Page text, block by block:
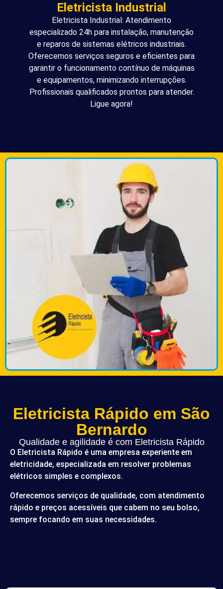
Eletricista Industrial
Eletricista Industrial: Atendimento
especializado 24h para instalação, manutenção
e reparos de sistemas elétricos industriais.
Oferecemos serviços seguros e eficientes para
garantir o funcionamento contínuo de máquinas
e equipamentos, minimizando interrupções.
Profissionais qualificados prontos para atender.
Ligue agora!
Eletricista Rápido em São
Bernardo
Qualidade e agilidade é com Eletricista Rápido
O Eletricista Rápido é uma empresa experiente em
eletricidade, especializada em resolver problemas
elétricos simples e complexos.
Oferecemos serviços de qualidade, com atendimento
rápido e preços acessíveis que cabem no seu bolso,
sempre focando em suas necessidades.